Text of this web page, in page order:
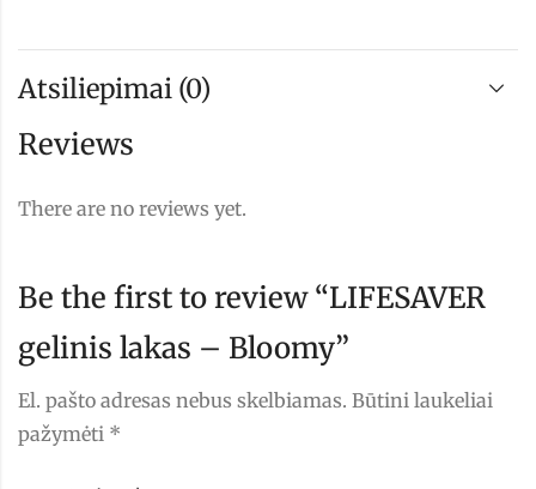
Atsiliepimai (0)
Reviews
There are no reviews yet.
Be the first to review “LIFESAVER
gelinis lakas – Bloomy”
El. pašto adresas nebus skelbiamas. Būtini laukeliai
pažymėti *